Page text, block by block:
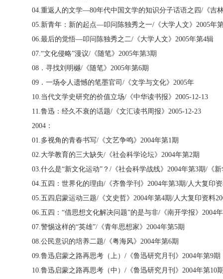
04. 重返人的文学—80年代中国文学的知识分子话语之四/ 《吉
05. 新青年：新的起点—叩问陈独秀之一/ 《大学人文》 2005年
06. 最后的觉悟—叩问陈独秀之二/ 《大学人文》 2005年第4辑
07.“文化侵略”漫议/ 《随笔》 2005年第3期
08 ．寻找刘明樾/ 《随笔》 2005年第6期
09 ．一场令人遗憾的笔墨官司 / 《文学与文化》 2005年
10. 当代文学史研究的价值立场/ 《中华读书报》 2005-12-13
11. 鲁迅：经久不衰的话题/ 《文汇读书周报》 2005-12-23
2004 ：
01. 多视角的青春书写/ 《文艺争鸣》 2004年第1 期
02. 大学教育的三大缺失/ 《社会科学论坛》 2004年第2期
03. 什么是“新文化运动”？ / 《社会科学战线》 2004年第3期/ 《
04. 五四：世界化的理由/ 《齐鲁学刊》 2004年第3期/ 人大复印
05. 五四启蒙运动三题/ 《文史哲》 2004年第4期/ 人大复印资料
06. 五四：“借思想文化解决问题”的是与非/ 《南开学报》 2004
07. 警惕这样的“英雄”/ 《青年思想家》 2004年第5期
08. 公民意识的培养二题/ 《粤海风》 2004年第6期
09. 鲁迅启蒙之路再思考（上） / 《鲁迅研究月刊》 2004年第9期
10. 鲁迅启蒙之路再思考（中） / 《鲁迅研究月刊》 2004年第10